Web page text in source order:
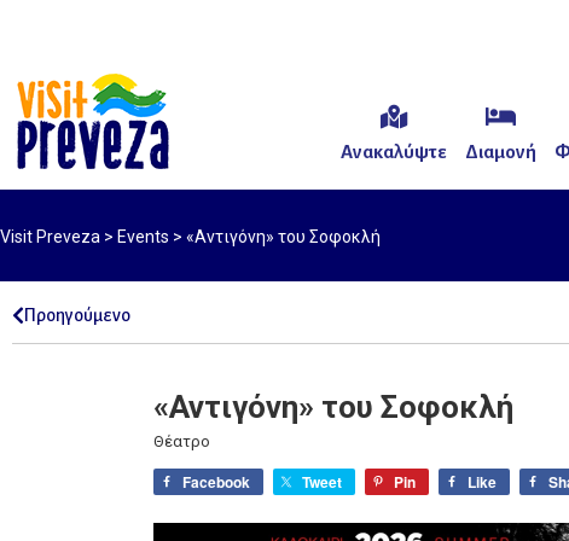
Ανακαλύψτε Διαμονή
Visit Preveza > Events > «Αντιγόνη» του Σοφοκλή
Προηγούμενο
«Αντιγόνη» του Σοφοκλή
Θέατρο
Facebook Tweet Pin Like